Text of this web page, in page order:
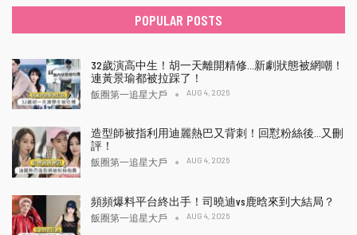
POPULAR POSTS
32歲演高中生！胡一天離開精修…新劇狀態被網嘲！
連黃景瑜都被拉踩了！
飯圈第一追星大戶 AUG 4, 2026
造型師被指利用迪麗熱巴又背刺！回懟粉絲後…又刪
評！
飯圈第一追星大戶 AUG 4, 2026
頻頻爆料平台終出手！司曉迪vs鹿晗來到大結局？
飯圈第一追星大戶 AUG 4, 2026